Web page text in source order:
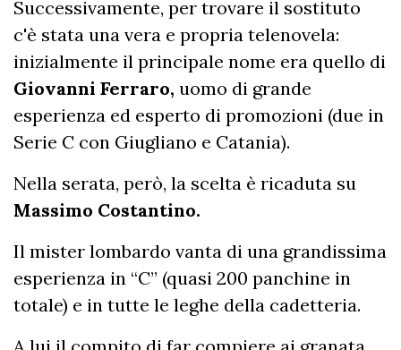
Successivamente, per trovare il sostituto
c'è stata una vera e propria telenovela:
inizialmente il principale nome era quello di
Giovanni Ferraro, uomo di grande
esperienza ed esperto di promozioni (due in
Serie C con Giugliano e Catania).
Nella serata, però, la scelta è ricaduta su
Massimo Costantino.
Il mister lombardo vanta di una grandissima
esperienza in “C” (quasi 200 panchine in
totale) e in tutte le leghe della cadetteria.